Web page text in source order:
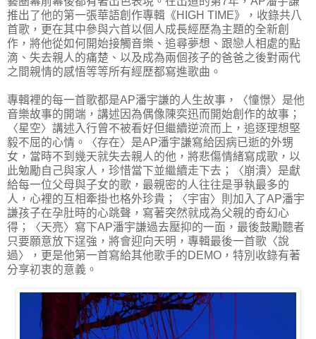
推出了他的第一張華語創作專輯《HIGH TIME》，收錄共八
首歌，更在其中參與六首以個人成長經歷為主題的全新創
作，將他從如何開始接觸音樂、追尋夢想、跟戀人相處的點
滴、失去親人的痛楚、以及成為兩個孩子的爸爸之後對兩代
之間親情的感悟等等所有經歷都寫進歌曲。
專輯裡的每一首歌都是AP潘宇謙的人生故事，〈憧憬〉是他
音樂故事的開端，講述因為偶像陳奕迅而開始創作的故事；
〈星空〉講述入行曾不被看好但繼續逆流而上，追逐理想堅
毅不屈的心情。〈存在〉是AP潘宇謙寫給因病已逝的外甥
女，當時不到幾天就失去親人的他，將悲傷情緒寫成歌，以
此勉勵自己與家人，珍惜當下並繼續走下去；〈崩潰〉是獻
給每一位父母與子女的歌，最親密的人往往是爭執最多的
人，心裡的互相牽掛也格外珍貴；〈宇宙〉則加入了AP潘宇
謙孩子在孕肚時的心跳聲，寫著突然就成為父親的奇幻心
得；〈天亮〉寫下AP潘宇謙過去壓抑的一面，最後鼓勵聽者
只要願意放下逞強，將會迎向天明，專輯最後一首歌〈說
過〉，更是他第一首寫給其他歌手的DEMO，特別收錄有著
分享初衷的意義。